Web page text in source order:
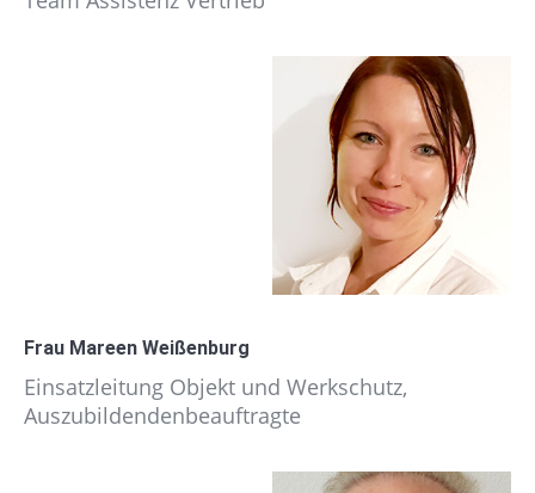
Frau Mareen Weißenburg
Einsatzleitung Objekt und Werkschutz,
Auszubildendenbeauftragte